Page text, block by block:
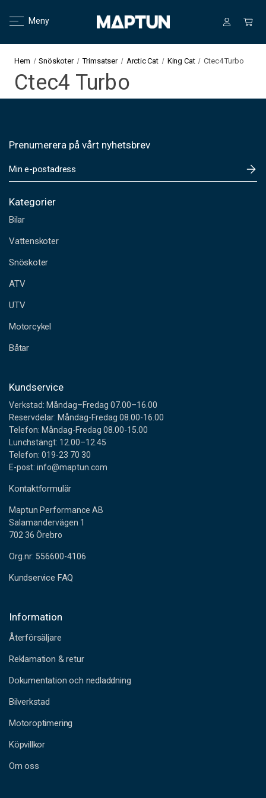
Meny
Hem Snöskoter Trimsatser Arctic Cat King Cat Ctec4 Turbo
Ctec4 Turbo
Prenumerera på vårt nyhetsbrev
-
o
t
a
r
s
s
Kategorier
Bilar
Vattenskoter
Snöskoter
ATV
UTV
Motorcykel
Båtar
Kundservice
Verkstad: Måndag–Fredag 07.00–16.00
Reservdelar: Måndag-Fredag 08.00-16.00
Telefon: Måndag-Fredag 08.00-15.00
Lunchstängt: 12.00–12.45
Telefon: 019-23 70 30
E-post: info@maptun.com
Kontaktformulär
Maptun Performance AB
Salamandervägen 1
702 36 Örebro
Org.nr: 556600-4106
Kundservice FAQ
Information
Återförsäljare
Reklamation & retur
Dokumentation och nedladdning
Bilverkstad
Motoroptimering
Köpvillkor
Om oss